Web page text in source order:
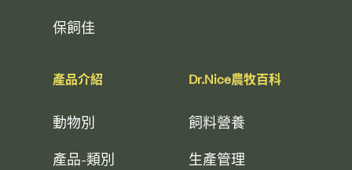
保飼佳
產品介紹
動物別
產品-類別
Dr.Nice農牧百科
飼料營養
生產管理